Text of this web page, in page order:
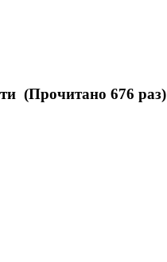
(Прочитано 676 раз)